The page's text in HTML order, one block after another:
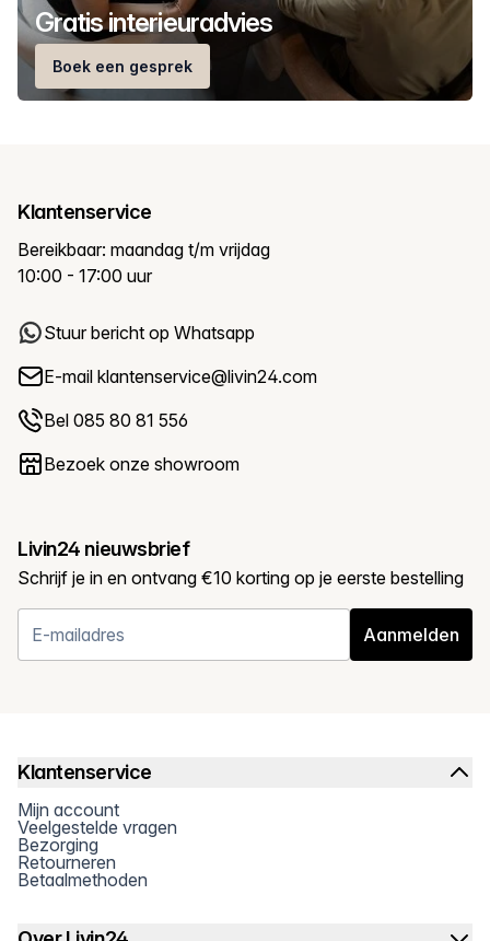
Gratis interieuradvies
Boek een gesprek
Klantenservice
Bereikbaar: maandag t/m vrijdag
10:00 - 17:00 uur
Stuur bericht op Whatsapp
E-mail klantenservice@livin24.com
Bel 085 80 81 556
Bezoek onze showroom
Livin24 nieuwsbrief
Schrijf je in en ontvang €10 korting op je eerste bestelling
Aanmelden
Klantenservice
Mijn account
Veelgestelde vragen
Bezorging
Retourneren
Betaalmethoden